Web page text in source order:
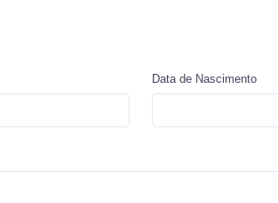
Data de Nascimento